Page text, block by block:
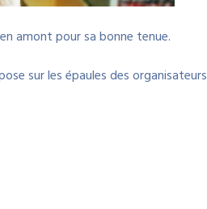
amont pour sa bonne tenue.
sur les épaules des organisateurs